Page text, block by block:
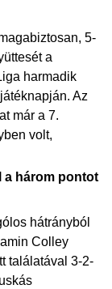
5-
a
harmadik
Az
már a 7.
volt,
a három pontot
hátrányból
Colley
találatával 3-2-